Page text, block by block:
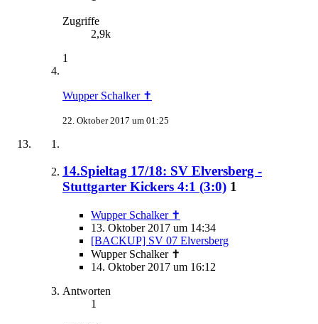
Zugriffe
2,9k
1
Wupper Schalker ✝
22. Oktober 2017 um 01:25
14.Spieltag 17/18: SV Elversberg -
Stuttgarter Kickers 4:1 (3:0) 1
Wupper Schalker ✝
13. Oktober 2017 um 14:34
[BACKUP] SV 07 Elversberg
Wupper Schalker ✝
14. Oktober 2017 um 16:12
Antworten
1